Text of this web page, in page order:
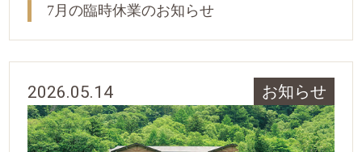
7月の臨時休業のお知らせ
2026.05.14 お知らせ